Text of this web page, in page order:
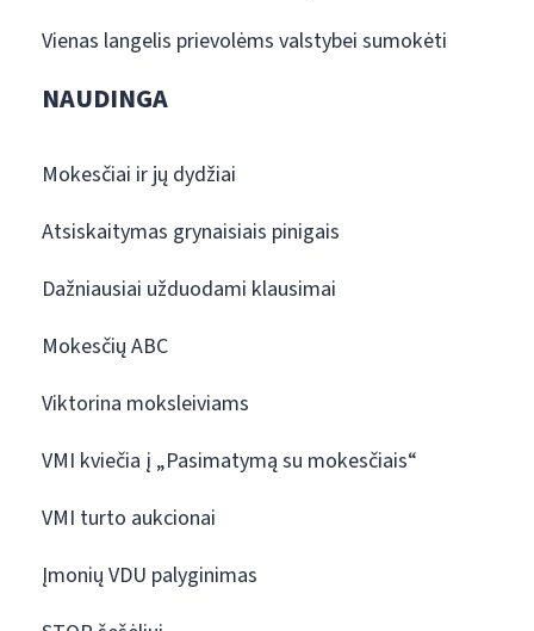
Vienas langelis prievolėms valstybei sumokėti
NAUDINGA
Mokesčiai ir jų dydžiai
Atsiskaitymas grynaisiais pinigais
Dažniausiai užduodami klausimai
Mokesčių ABC
Viktorina moksleiviams
VMI kviečia į „Pasimatymą su mokesčiais“
VMI turto aukcionai
Įmonių VDU palyginimas